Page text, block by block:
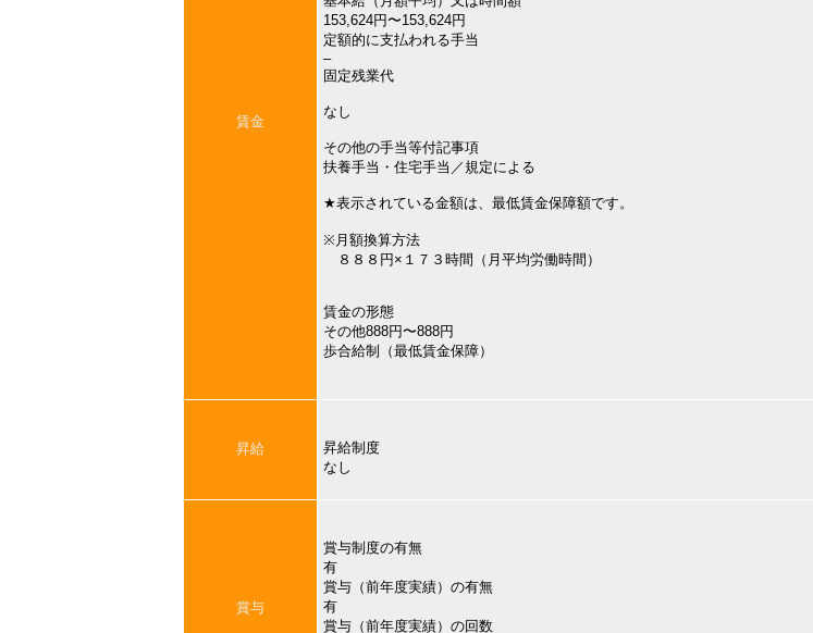
賃金
153,624円〜153,624円
定額的に支払われる手当
–
固定残業代
なし
その他の手当等付記事項
扶養手当・住宅手当／規定による
★表示されている金額は、最低賃金保障額です。
※月額換算方法
８８８円×１７３時間（月平均労働時間）
賃金の形態
その他888円〜888円
歩合給制（最低賃金保障）
昇給
昇給制度
なし
賞与
賞与制度の有無
有
賞与（前年度実績）の有無
有
賞与（前年度実績）の回数